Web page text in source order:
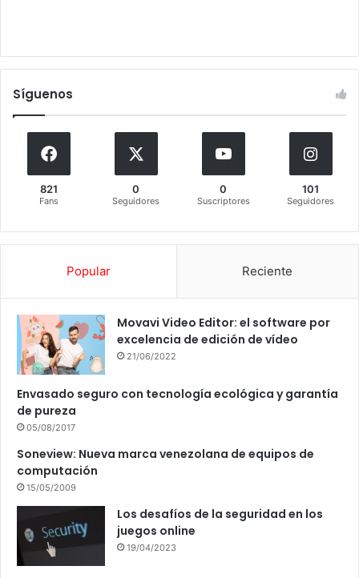
Síguenos
821
Fans
0
Seguidores
0
Suscriptores
101
Seguidores
Popular Reciente
Movavi Video Editor: el software por
excelencia de edición de vídeo
21/06/2022
Envasado seguro con tecnología ecológica y garantía
de pureza
05/08/2017
Soneview: Nueva marca venezolana de equipos de
computación
15/05/2009
Los desafíos de la seguridad en los
juegos online
19/04/2023